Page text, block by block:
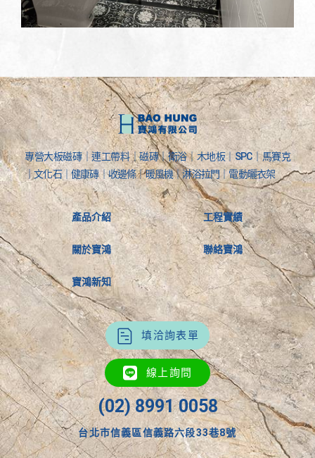
專營大板磁磚｜連工帶料｜磁磚｜衛浴｜木地板｜SPC｜馬賽克
｜文化石｜健康磚｜收邊條｜暖風機｜淋浴拉門｜電動曬衣架
產品介紹
關於寶鴻
寶鴻新知
工程實績
聯絡寶鴻
填洽詢表單
線上詢問
(02) 8991 0058
台北市信義區信義路六段33巷8號